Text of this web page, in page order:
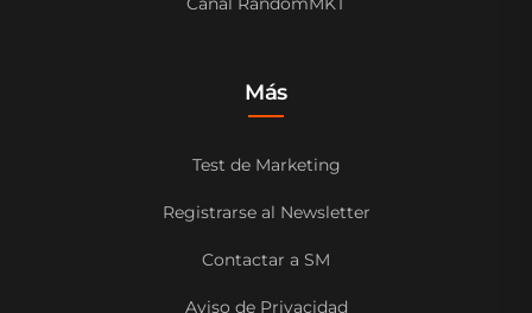
Más
Test de Marketing
Registrarse al Newsletter
Contactar a SM
Aviso de Privacidad